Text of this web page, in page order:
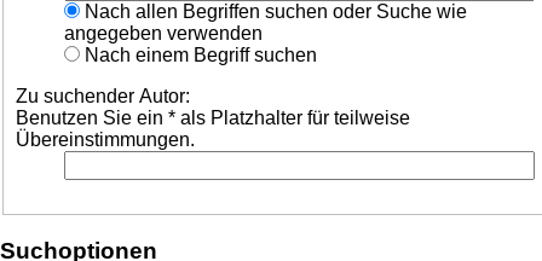
Nach allen Begriffen suchen oder Suche wie
angegeben verwenden
Nach einem Begriff suchen
Zu suchender Autor:
Benutzen Sie ein * als Platzhalter für teilweise
Übereinstimmungen.
Suchoptionen